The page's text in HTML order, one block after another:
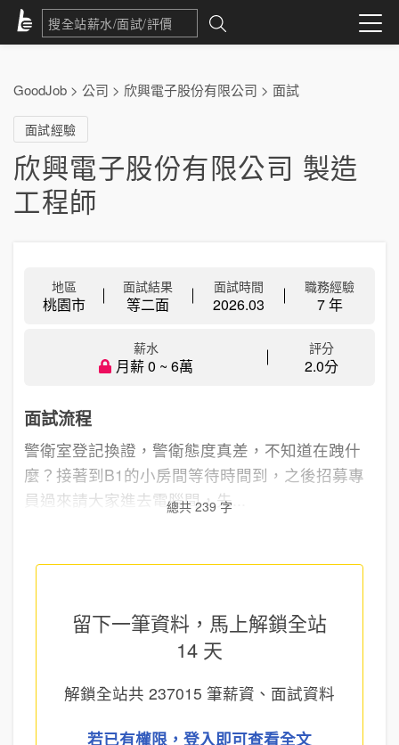
GoodJob > 公司 > 欣興電子股份有限公司 > 面試
面試經驗
欣興電子股份有限公司 製造
工程師
地區
桃園市
面試結果
等二面
面試時間
2026.03
職務經驗
7 年
薪水
月薪 0 ~ 6萬
評分
2.0分
面試流程
警衛室登記換證，警衛態度真差，不知道在跩什
麼？接著到B1的小房間等待時間到，之後招募專
員過來請大家進去電腦間，先...
總共 239 字
留下一筆資料，馬上解鎖全站
14 天
解鎖全站共 237015 筆薪資、面試資料
若已有權限，登入即可查看全文